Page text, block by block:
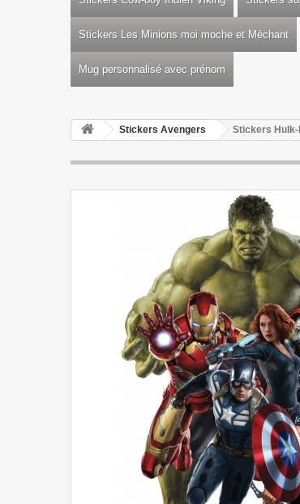
Stickers Les Minions moi moche et Méchant
Mug personnalisé avec prénom
Stickers Avengers Stickers